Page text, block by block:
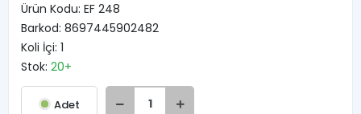
Ürün Kodu: EF 248
Barkod: 8697445902482
Koli İçi: 1
Stok: 20+
Adet